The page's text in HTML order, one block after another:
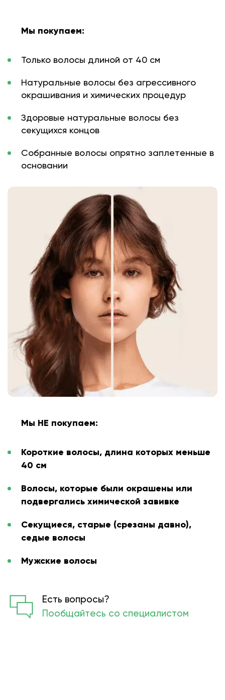
Мы покупаем:
Только волосы длиной от 40 см
Натуральные волосы без агрессивного
окрашивания и химических процедур
Здоровые натуральные волосы без
секущихся концов
Собранные волосы опрятно заплетенные в
основании
Мы НЕ покупаем:
Короткие волосы, длина которых меньше
40 см
Волосы, которые были окрашены или
подвергались химической завивке
Секущиеся, старые (срезаны давно),
седые волосы
Мужские волосы
Есть вопросы?
Пообщайтесь со специалистом